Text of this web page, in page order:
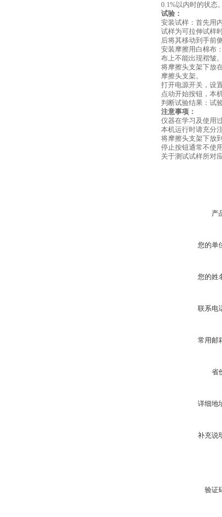
0.1%以内时的状态
试验 ：
安装试样：首先用
试样为可拉伸试样
后将其移动到手前
安装摩擦用白棉布
布上不能出现褶皱
将摩擦头支架下放
摩擦头支架。
打开电源开关，设
点动开始按钮，本
判断试验结果：试
注意事项 ：
仪器在学习及使用
本机运行时请充分
将摩擦头支架下放
停止按钮通常不使
关于测试试样所对
产
您的单
您的姓
联系电
常用邮
省
详细地
补充说
验证